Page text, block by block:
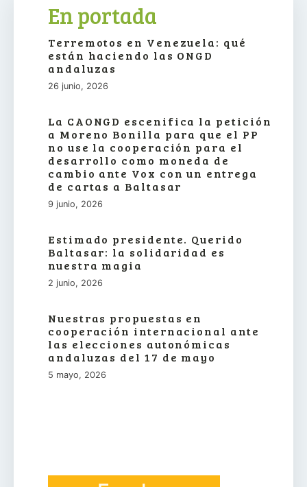
En portada
Terremotos en Venezuela: qué
están haciendo las ONGD
andaluzas
26 junio, 2026
La CAONGD escenifica la petición
a Moreno Bonilla para que el PP
no use la cooperación para el
desarrollo como moneda de
cambio ante Vox con un entrega
de cartas a Baltasar
9 junio, 2026
Estimado presidente. Querido
Baltasar: la solidaridad es
nuestra magia
2 junio, 2026
Nuestras propuestas en
cooperación internacional ante
las elecciones autonómicas
andaluzas del 17 de mayo
5 mayo, 2026